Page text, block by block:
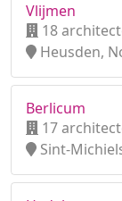
Vlijmen
18
Heusden,
Berlicum
17
Sint-